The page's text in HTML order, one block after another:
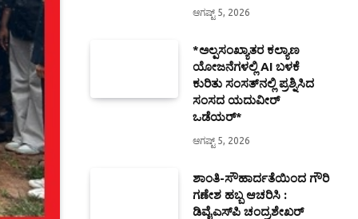
ಆಗಷ್ಟ್ 5, 2026
*ಅಲ್ಪಸಂಖ್ಯಾತರ ಕಲ್ಯಾಣ
ಯೋಜನೆಗಳಲ್ಲಿ AI ಬಳಕೆ
ಕುರಿತು ಸಂಸತ್‌ನಲ್ಲಿ ಪ್ರಶ್ನಿಸಿದ
ಸಂಸದ ಯದುವೀರ್
ಒಡೆಯರ್*
ಆಗಷ್ಟ್ 5, 2026
ಶಾಂತಿ-ಸೌಹಾರ್ದತೆಯಿಂದ ಗೌರಿ
ಗಣೇಶ ಹಬ್ಬ ಆಚರಿಸಿ :
ಡಿವೈಎಸ್‍ಪಿ ಚಂದ್ರಶೇಖರ್